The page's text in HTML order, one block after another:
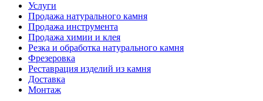
Услуги
Продажа натурального камня
Продажа инструмента
Продажа химии и клея
Резка и обработка натурального камня
Фрезеровка
Реставрация изделий из камня
Доставка
Монтаж